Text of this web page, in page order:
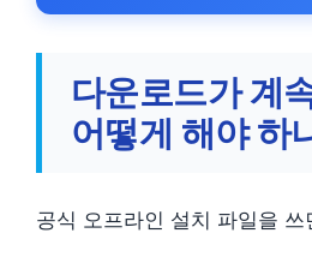
다운로드가 계
어떻게 해야 하
공식 오프라인 설치 파일을 쓰